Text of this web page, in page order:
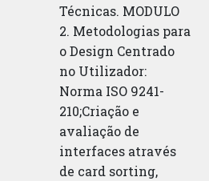
Técnicas. MODULO
2. Metodologias para
o Design Centrado
no Utilizador:
Norma ISO 9241-
210;Criação e
avaliação de
interfaces através
de card sorting,